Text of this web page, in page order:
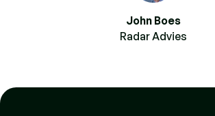
John Boes
Radar Advies